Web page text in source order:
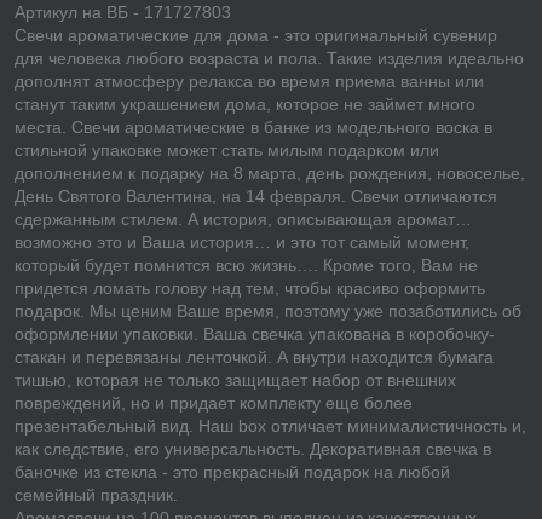
Артикул на ВБ - 171727803
Свечи ароматические для дома - это оригинальный сувенир
для человека любого возраста и пола. Такие изделия идеально
дополнят атмосферу релакса во время приема ванны или
станут таким украшением дома, которое не займет много
места. Свечи ароматические в банке из модельного воска в
стильной упаковке может стать милым подарком или
дополнением к подарку на 8 марта, день рождения, новоселье,
День Святого Валентина, на 14 февраля. Свечи отличаются
сдержанным стилем. А история, описывающая аромат…
возможно это и Ваша история… и это тот самый момент,
который будет помнится всю жизнь…. Кроме того, Вам не
придется ломать голову над тем, чтобы красиво оформить
подарок. Мы ценим Ваше время, поэтому уже позаботились об
оформлении упаковки. Ваша свечка упакована в коробочку-
стакан и перевязаны ленточкой. А внутри находится бумага
тишью, которая не только защищает набор от внешних
повреждений, но и придает комплекту еще более
презентабельный вид. Наш box отличает минималистичность и,
как следствие, его универсальность. Декоративная свечка в
баночке из стекла - это прекрасный подарок на любой
семейный праздник.